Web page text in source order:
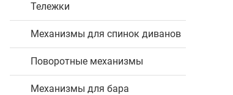
Тележки
Механизмы для спинок диванов
Поворотные механизмы
Механизмы для бара